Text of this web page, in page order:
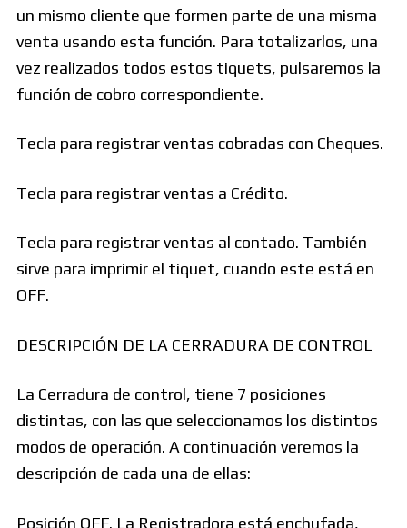
un mismo cliente que formen parte de una misma
venta usando esta función. Para totalizarlos, una
vez realizados todos estos tiquets, pulsaremos la
función de cobro correspondiente.
Tecla para registrar ventas cobradas con Cheques.
Tecla para registrar ventas a Crédito.
Tecla para registrar ventas al contado. También
sirve para imprimir el tiquet, cuando este está en
OFF.
DESCRIPCIÓN DE LA CERRADURA DE CONTROL
La Cerradura de control, tiene 7 posiciones
distintas, con las que seleccionamos los distintos
modos de operación. A continuación veremos la
descripción de cada una de ellas:
Posición OFF. La Registradora está enchufada,